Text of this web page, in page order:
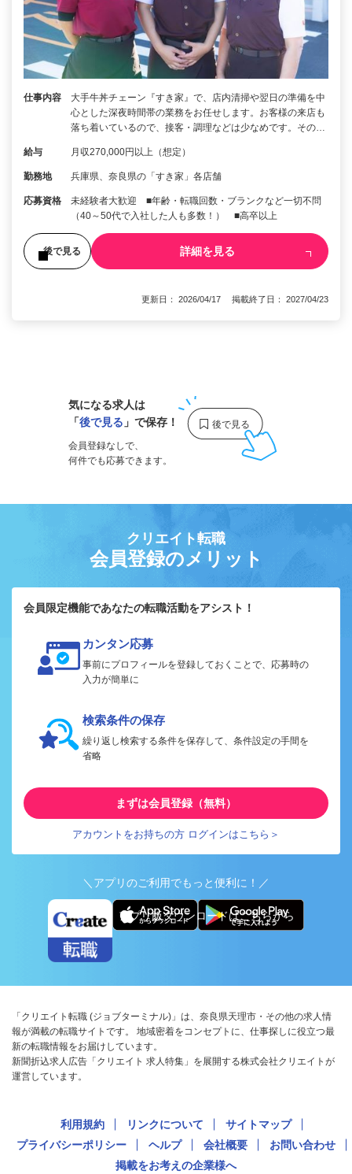
仕事内容
大手牛丼チェーン『すき家』で、店内清掃や翌日の準備を中
心とした深夜時間帯の業務をお任せします。お客様の来店も
落ち着いているので、接客・調理などは少なめです。その…
給与 月収270,000円以上（想定）
勤務地 兵庫県、奈良県の「すき家」各店舗
応募資格
未経験者大歓迎 ■年齢・転職回数・ブランクなど一切不問
（40～50代で入社した人も多数！） ■高卒以上
後で見る 詳細を見る
更新日： 2026/04/17 掲載終了日： 2027/04/23
気になる求人は
「後で見る 」で保存！
会員登録なしで、
何件でも応募できます。
クリエイト転職
会員登録のメリット
会員限定機能であなたの転職活動をアシスト！
カンタン応募
事前にプロフィールを登録しておくことで、応募時の
入力が簡単に
検索条件の保存
繰り返し検索する条件を保存して、条件設定の手間を
省略
まずは会員登録（無料）
アカウントをお持ちの方 ログインはこちら＞
＼アプリのご利用でもっと便利に！／
アプリ版ダウンロードはこちらから
「クリエイト転職 (ジョブターミナル)」は、奈良県天理市・その他の求人情
報が満載の転職サイトです。 地域密着をコンセプトに、仕事探しに役立つ最
新の転職情報をお届けしています。
新聞折込求人広告「クリエイト 求人特集」を展開する株式会社クリエイトが
運営しています。
利用規約 リンクについて
サイトマップ
プライバシーポリシー
ヘルプ 会社概要
お問い合わせ
掲載をお考えの企業様へ